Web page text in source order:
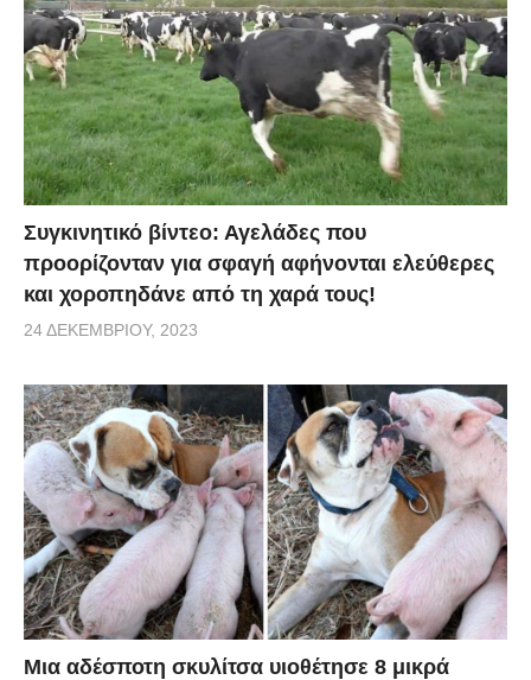
Συγκινητικό βίντεο: Αγελάδες που
προορίζονταν για σφαγή αφήνονται ελεύθερες
και χοροπηδάνε από τη χαρά τους!
24 ΔΕΚΕΜΒΡΊΟΥ, 2023
Μια αδέσποτη σκυλίτσα υιοθέτησε 8 μικρά